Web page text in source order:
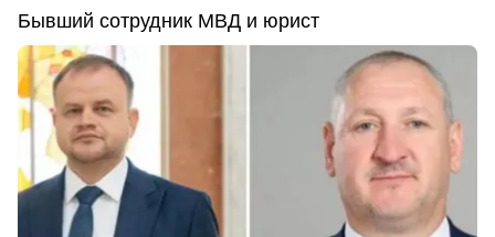
Бывший сотрудник МВД и юрист